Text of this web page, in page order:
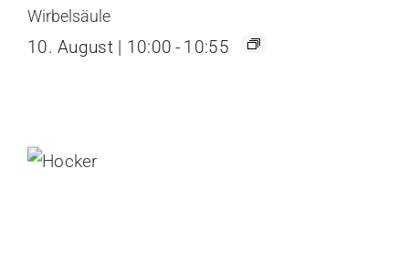
Wirbelsäule
10. August | 10:00 - 10:55